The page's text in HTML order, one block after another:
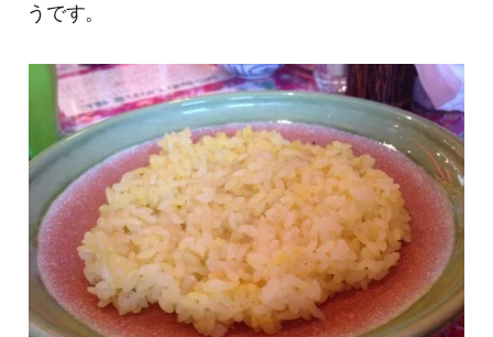
うです。